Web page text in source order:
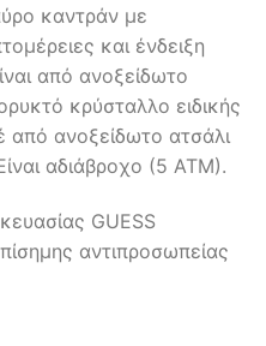
καντράν με
και ένδειξη
από ανοξείδωτο
κρύσταλλο ειδικής
από ανοξείδωτο ατσάλι
αδιάβροχο (5 ΑΤΜ).
GUESS
αντιπροσωπείας